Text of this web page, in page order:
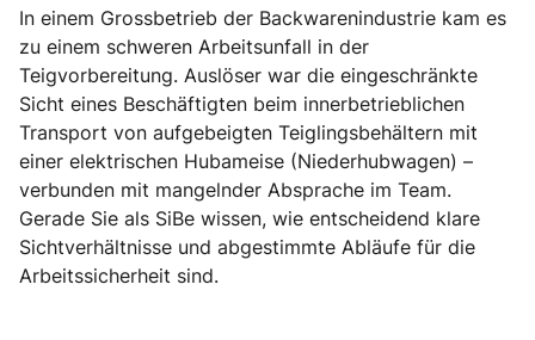
In einem Grossbetrieb der Backwarenindustrie kam es
zu einem schweren Arbeitsunfall in der
Teigvorbereitung. Auslöser war die eingeschränkte
Sicht eines Beschäftigten beim innerbetrieblichen
Transport von aufgebeigten Teiglingsbehältern mit
einer elektrischen Hubameise (Niederhubwagen) –
verbunden mit mangelnder Absprache im Team.
Gerade Sie als SiBe wissen, wie entscheidend klare
Sichtverhältnisse und abgestimmte Abläufe für die
Arbeitssicherheit sind.